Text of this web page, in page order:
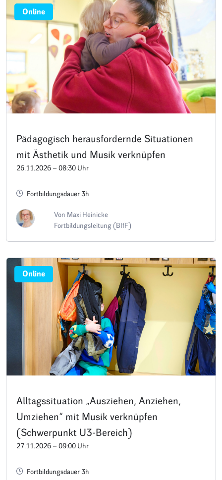
Online
Pädagogisch herausfordernde Situationen
mit Ästhetik und Musik verknüpfen
26.11.2026 – 08:30 Uhr
Fortbildungsdauer 3h
Von Maxi Heinicke
Fortbildungsleitung (BIfF)
Online
Alltagssituation „Ausziehen, Anziehen,
Umziehen“ mit Musik verknüpfen
(Schwerpunkt U3-Bereich)
27.11.2026 – 09:00 Uhr
Fortbildungsdauer 3h